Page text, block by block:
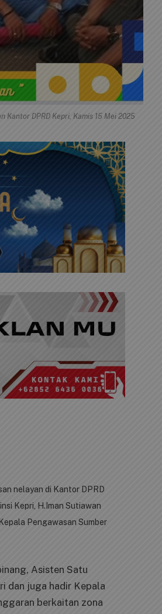
Kantor DPRD Kepri, Kamis 15 Mei 2025
nelayan di Kantor DPRD
Kepri, H.Iman Sutiawan
Pengawasan Sumber
Asisten Satu
dan juga hadir Kepala
berkaitan zona